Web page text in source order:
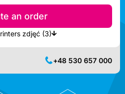
an order
Show nearest available printers zdjęć (3)
+48 530 657 000